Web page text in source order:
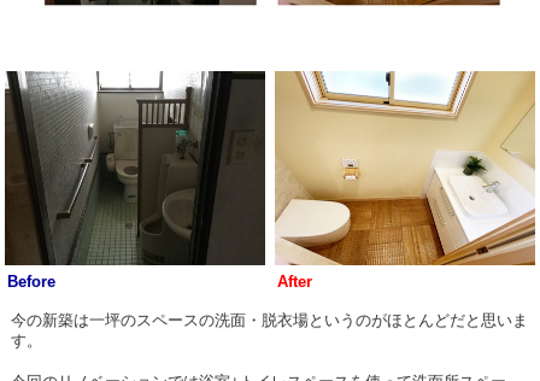
Before After
今の新築は一坪のスペースの洗面・脱衣場というのがほとんどだと思いま
す。